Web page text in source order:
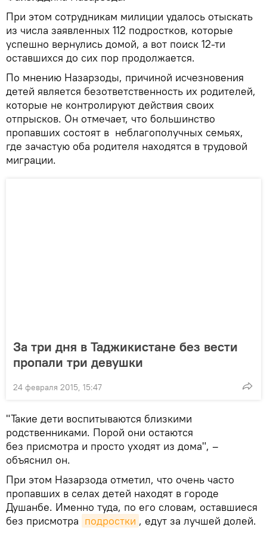
При этом сотрудникам милиции удалось отыскать
из числа заявленных 112 подростков, которые
успешно вернулись домой, а вот поиск 12-ти
оставшихся до сих пор продолжается.
По мнению Назарзоды, причиной исчезновения
детей является безответственность их родителей,
которые не контролируют действия своих
отпрысков. Он отмечает, что большинство
пропавших состоят в неблагополучных семьях,
где зачастую оба родителя находятся в трудовой
миграции.
За три дня в Таджикистане без вести
пропали три девушки
24 февраля 2015, 15:47
"Такие дети воспитываются близкими
родственниками. Порой они остаются
без присмотра и просто уходят из дома", –
объяснил он.
При этом Назарзода отметил, что очень часто
пропавших в селах детей находят в городе
Душанбе. Именно туда, по его словам, оставшиеся
без присмотра подростки , едут за лучшей долей.